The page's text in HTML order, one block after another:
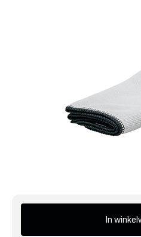
Porsche informatie
In